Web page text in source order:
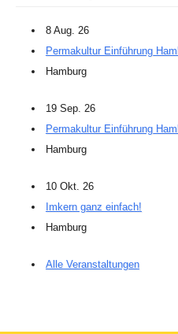
8 Aug. 26
Permakultur Einführung
Hamburg
19 Sep. 26
Permakultur Einführung
Hamburg
10 Okt. 26
Imkern ganz einfach!
Hamburg
Alle Veranstaltungen